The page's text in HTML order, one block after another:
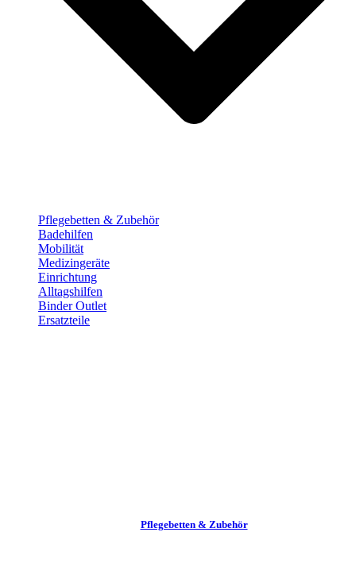
Pflege­betten & Zubehör
Badehilfen
Mobilität
Medizingeräte
Einrichtung
Alltags­hilfen
Binder Outlet
Ersatzteile
Pflege­betten & Zubehör